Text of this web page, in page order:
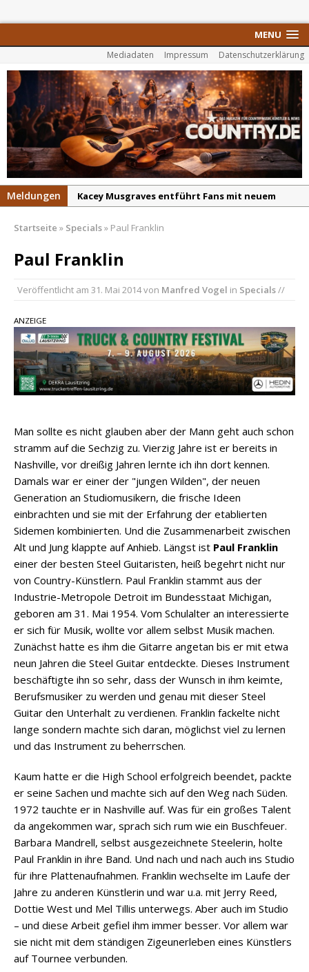
MENU
Mediadaten Impressum Datenschutzerklärung
Meldungen
Kacey Musgraves entführt Fans mit neuem
Carter Faith mit brandneuem Musikvideo zu
„Pearl Handled Pistol“
am 28. August
Parton, Bill Anderson und Shaboozey im Fokus
Chris Johnson & The Hollywood Hillbillies
kündigen neues Album mit „Better Days
Ahead“ an
Startseite » Specials» Paul Franklin
Paul Franklin
Veröffentlicht am 31. Mai 2014von Manfred Vogel in Specials//
ANZEIGE
Man sollte es nicht glauben aber der Mann geht auch schon
stramm auf die Sechzig zu. Vierzig Jahre ist er bereits in
Nashville, vor dreißig Jahren lernte ich ihn dort kennen.
Damals war er einer der "jungen Wilden", der neuen
Generation an Studiomusikern, die frische Ideen
einbrachten und sie mit der Erfahrung der etablierten
Sidemen kombinierten. Und die Zusammenarbeit zwischen
Alt und Jung klappte auf Anhieb. Längst ist Paul Franklin
einer der besten Steel Guitaristen, heiß begehrt nicht nur
von Country-Künstlern. Paul Franklin stammt aus der
Industrie-Metropole Detroit im Bundesstaat Michigan,
geboren am 31. Mai 1954. Vom Schulalter an interessierte
er sich für Musik, wollte vor allem selbst Musik machen.
Zunächst hatte es ihm die Gitarre angetan bis er mit etwa
neun Jahren die Steel Guitar entdeckte. Dieses Instrument
beschäftigte ihn so sehr, dass der Wunsch in ihm keimte,
Berufsmusiker zu werden und genau mit dieser Steel
Guitar den Unterhalt zu verdienen. Franklin fackelte nicht
lange sondern machte sich daran, möglichst viel zu lernen
und das Instrument zu beherrschen.
Kaum hatte er die High School erfolgreich beendet, packte
er seine Sachen und machte sich auf den Weg nach Süden.
1972 tauchte er in Nashville auf. Was für ein großes Talent
da angekommen war, sprach sich rum wie ein Buschfeuer.
Barbara Mandrell, selbst ausgezeichnete Steelerin, holte
Paul Franklin in ihre Band. Und nach und nach auch ins Studio
für ihre Plattenaufnahmen. Franklin wechselte im Laufe der
Jahre zu anderen Künstlerin und war u.a. mit Jerry Reed,
Dottie West und Mel Tillis unterwegs. Aber auch im Studio
– und diese Arbeit gefiel ihm immer besser. Vor allem war
sie nicht mit dem ständigen Zigeunerleben eines Künstlers
auf Tournee verbunden.